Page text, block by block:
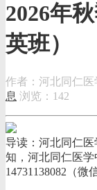
2026年
英班）
作者：河北同仁医
息 浏览：142
导读：河北同仁医
知，河北同仁医学
14731138082（微